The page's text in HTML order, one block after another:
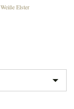
Weiße Elster